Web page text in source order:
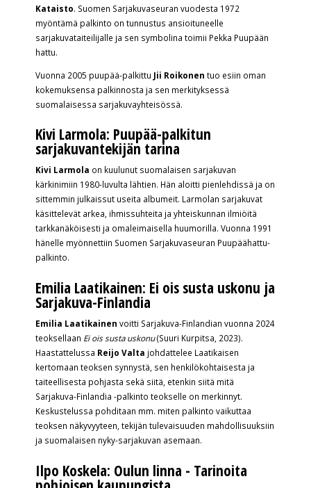
Kataisto. Suomen Sarjakuvaseuran vuodesta 1972
myöntämä palkinto on tunnustus ansioituneelle
sarjakuvataiteilijalle ja sen symbolina toimii Pekka Puupään
hattu.
Vuonna 2005 puupää-palkittu Jii Roikonen tuo esiin oman
kokemuksensa palkinnosta ja sen merkityksessä
suomalaisessa sarjakuvayhteisössä.
Kivi Larmola: Puupää-palkitun
sarjakuvantekijän tarina
Kivi Larmola on kuulunut suomalaisen sarjakuvan
kärkinimiin 1980-luvulta lähtien. Hän aloitti pienlehdissä ja on
sittemmin julkaissut useita albumeit. Larmolan sarjakuvat
käsittelevät arkea, ihmissuhteita ja yhteiskunnan ilmiöitä
tarkkanäköisesti ja omaleimaisella huumorilla. Vuonna 1991
hänelle myönnettiin Suomen Sarjakuvaseuran Puupäähattu-
palkinto.
Emilia Laatikainen: Ei ois susta uskonu ja
Sarjakuva-Finlandia
Emilia Laatikainen voitti Sarjakuva-Finlandian vuonna 2024
teoksellaan Ei ois susta uskonu(Suuri Kurpitsa, 2023).
Haastattelussa Reijo Valta johdattelee Laatikaisen
kertomaan teoksen synnystä, sen henkilökohtaisesta ja
taiteellisesta pohjasta sekä siitä, etenkin siitä mitä
Sarjakuva-Finlandia -palkinto teokselle on merkinnyt.
Keskustelussa pohditaan mm. miten palkinto vaikuttaa
teoksen näkyvyyteen, tekijän tulevaisuuden mahdollisuuksiin
ja suomalaisen nyky-sarjakuvan asemaan.
Ilpo Koskela: Oulun linna - Tarinoita